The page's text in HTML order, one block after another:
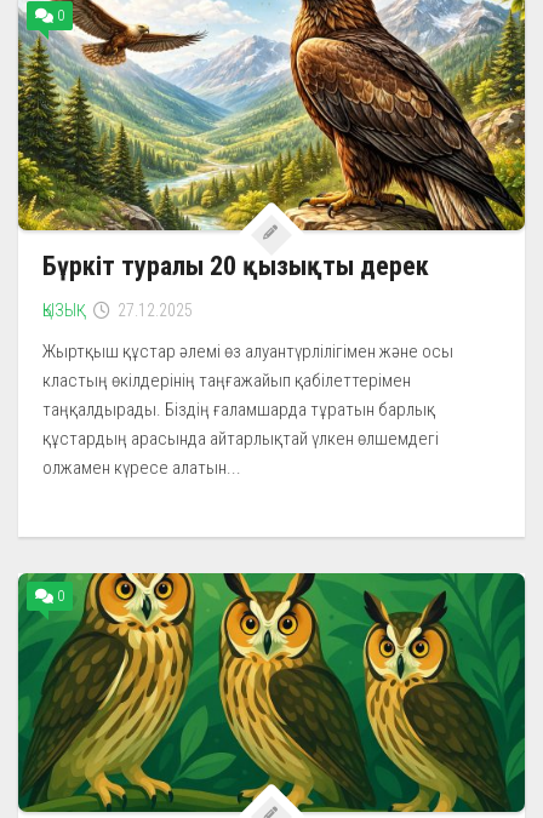
0
Бүркіт туралы 20 қызықты дерек
ҚЫЗЫҚ 27.12.2025
Жыртқыш құстар әлемі өз алуантүрлілігімен және осы
кластың өкілдерінің таңғажайып қабілеттерімен
таңқалдырады. Біздің ғаламшарда тұратын барлық
құстардың арасында айтарлықтай үлкен өлшемдегі
олжамен күресе алатын...
0